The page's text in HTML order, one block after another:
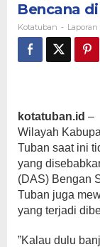
Bencana
Kotatuban -
kotatuban.id –
Wilayah
Tuban saat ini
yang
(DAS) Bengan
Tuban juga
yang terjadi
”Kalau dulu